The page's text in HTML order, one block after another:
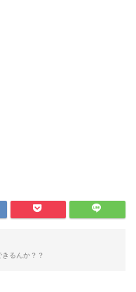
るんか？？